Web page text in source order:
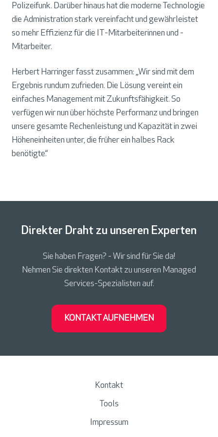
Polizeifunk. Darüber hinaus hat die moderne Technologie
die Administration stark vereinfacht und gewährleistet
so mehr Effizienz für die IT-Mitarbeiterinnen und -
Mitarbeiter.
Herbert Harringer fasst zusammen: „Wir sind mit dem
Ergebnis rundum zufrieden. Die Lösung vereint ein
einfaches Management mit Zukunftsfähigkeit. So
verfügen wir nun über höchste Performanz und bringen
unsere gesamte Rechenleistung und Kapazität in zwei
Höheneinheiten unter, die früher ein halbes Rack
benötigte.“
Direkter Draht zu unseren Experten
Sie haben Fragen? - Wir sind für Sie da!
Nehmen Sie direkten Kontakt zu unseren Managed
Services-Spezialisten auf.
KONTAKT AUFNEHMEN
Kontakt
Tools
Impressum